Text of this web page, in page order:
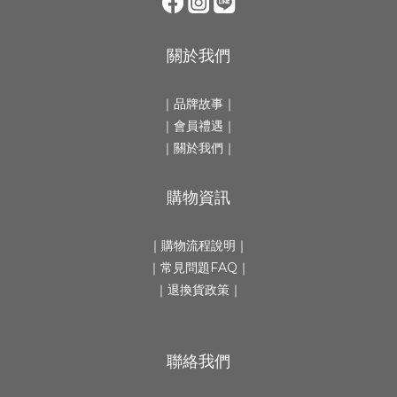
關於我們
｜ 品牌故事 ｜
｜會員禮遇｜
｜ 關於我們 ｜
購物資訊
｜ 購物流程說明 ｜
｜ 常見問題FAQ ｜
｜ 退換貨政策 ｜
聯絡我們